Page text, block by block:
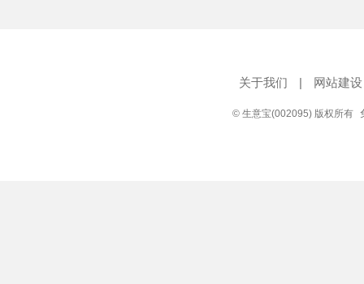
关于我们 | 网站建设
© 生意宝(002095) 版权所有